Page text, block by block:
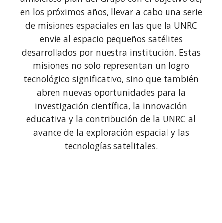
en los próximos años, llevar a cabo una serie
de misiones espaciales en las que la UNRC
envíe al espacio pequeños satélites
desarrollados por nuestra institución. Estas
misiones no solo representan un logro
tecnológico significativo, sino que también
abren nuevas oportunidades para la
investigación científica, la innovación
educativa y la contribución de la UNRC al
avance de la exploración espacial y las
tecnologías satelitales.